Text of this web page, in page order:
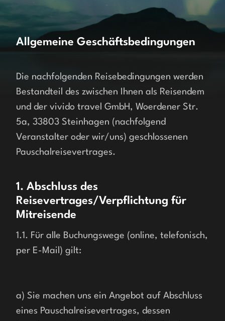
Allgemeine Geschäftsbedingungen
Die nachfolgenden Reisebedingungen werden
Bestandteil des zwischen Ihnen als Reisendem
und der vivido travel GmbH, Woerdener Str.
5a, 33803 Steinhagen (nachfolgend
Veranstalter oder wir/uns) geschlossenen
Pauschalreisevertrages.
1. Abschluss des
Reisevertrages/Verpflichtung für
Mitreisende
1.1. Für alle Buchungswege (online, telefonisch,
per E-Mail) gilt:
a) Sie machen uns ein Angebot auf Abschluss
eines Pauschalreisevertrages, dessen